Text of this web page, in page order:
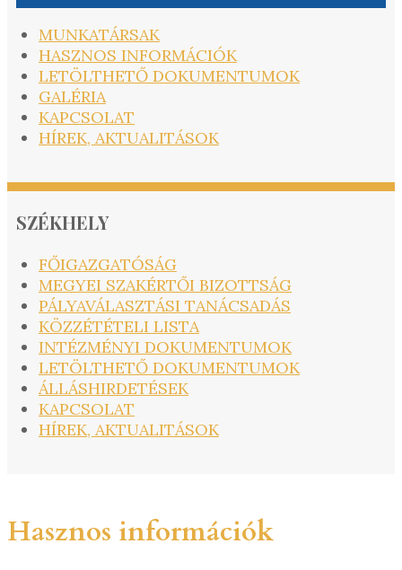
MUNKATÁRSAK
HASZNOS INFORMÁCIÓK
LETÖLTHETŐ DOKUMENTUMOK
GALÉRIA
KAPCSOLAT
HÍREK, AKTUALITÁSOK
SZÉKHELY
FŐIGAZGATÓSÁG
MEGYEI SZAKÉRTŐI BIZOTTSÁG
PÁLYAVÁLASZTÁSI TANÁCSADÁS
KÖZZÉTÉTELI LISTA
INTÉZMÉNYI DOKUMENTUMOK
LETÖLTHETŐ DOKUMENTUMOK
ÁLLÁSHIRDETÉSEK
KAPCSOLAT
HÍREK, AKTUALITÁSOK
Hasznos információk